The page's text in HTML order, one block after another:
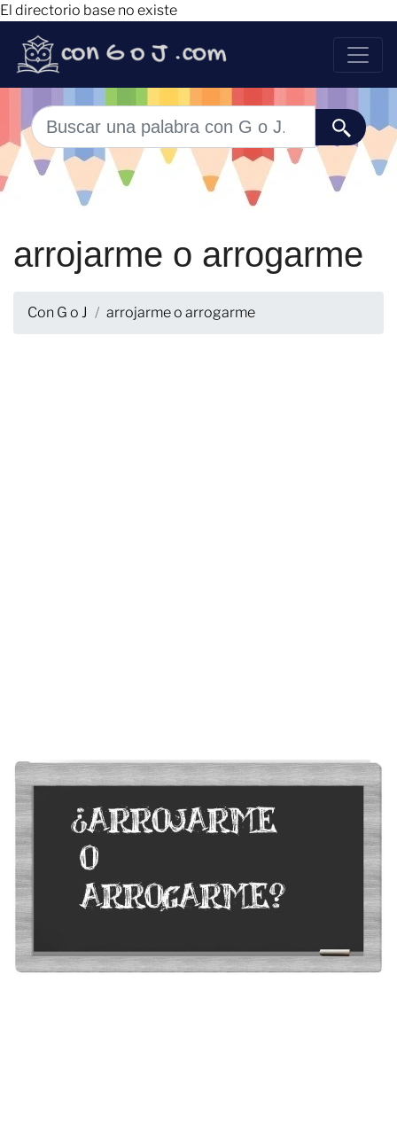
El directorio base no existe
arrojarme o arrogarme
Con G o J arrojarme o arrogarme